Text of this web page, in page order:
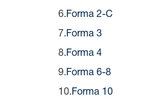
6. Forma 2-C
7. Forma 3
8. Forma 4
9. Forma 6-8
10. Forma 10